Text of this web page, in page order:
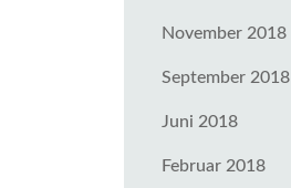
November 2018
September 2018
Juni 2018
Februar 2018